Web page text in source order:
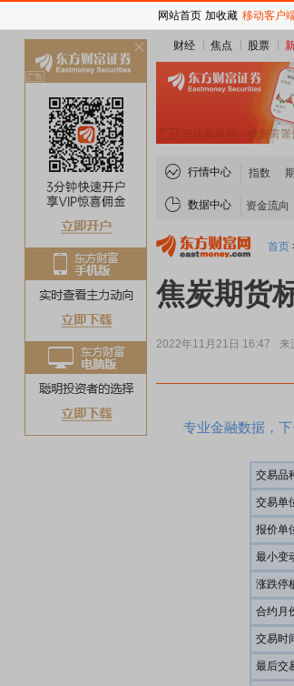
财经 焦点 股票
行情中心 指数
数据中心 资金流向
首页
焦炭期货
2022年11月21日 16:47 来
专业金融数据，
交易品
交易单
报价单
最小变
涨跌停
合约月
交易时
最后交
网站首页 加收藏 移动客户
关